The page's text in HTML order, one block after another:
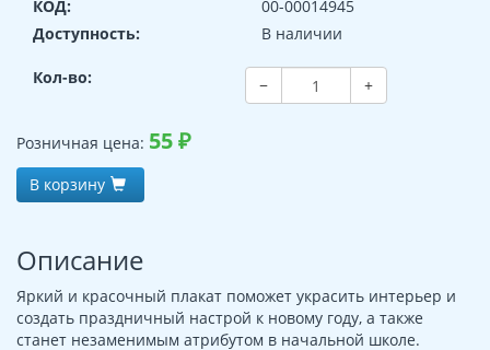
КОД:
00-00014945
Доступность:
В наличии
Кол-во: − +
Розничная цена: 55₽
В корзину
Описание
Яркий и красочный плакат поможет украсить интерьер и
создать праздничный настрой к новому году, а также
станет незаменимым атрибутом в начальной школе.